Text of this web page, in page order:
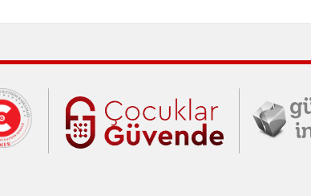
Cumhurbaşkanlığı İletişim Merkezi
Çocuklar